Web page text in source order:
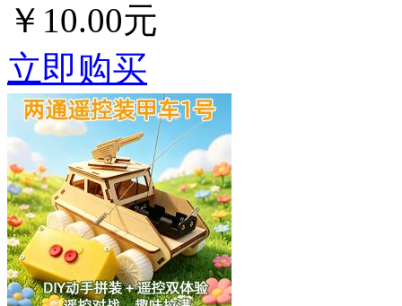
￥10.00元
立即购买